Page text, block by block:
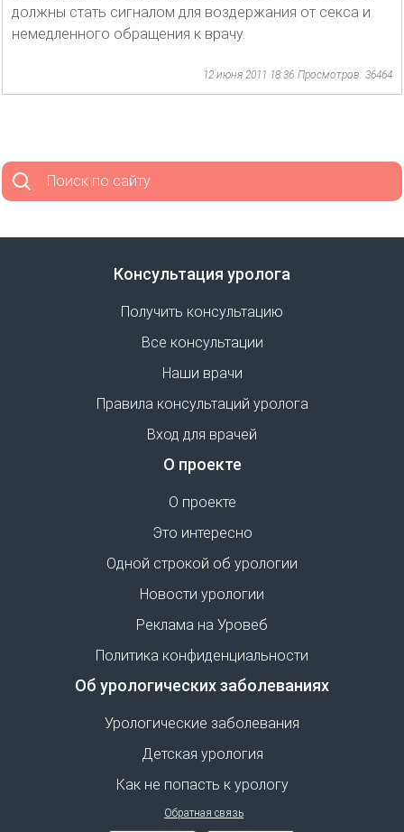
должны стать сигналом для воздержания от секса и
немедленного обращения к врачу.
12 июня 2011 18:36 Просмотров: 36464
Поиск по сайту
Консультация уролога
Получить консультацию
Все консультации
Наши врачи
Правила консультаций уролога
Вход для врачей
О проекте
О проекте
Это интересно
Одной строкой об урологии
Новости урологии
Реклама на Уровеб
Политика конфиденциальности
Об урологических заболеваниях
Урологические заболевания
Детская урология
Как не попасть к урологу
Обратная связь